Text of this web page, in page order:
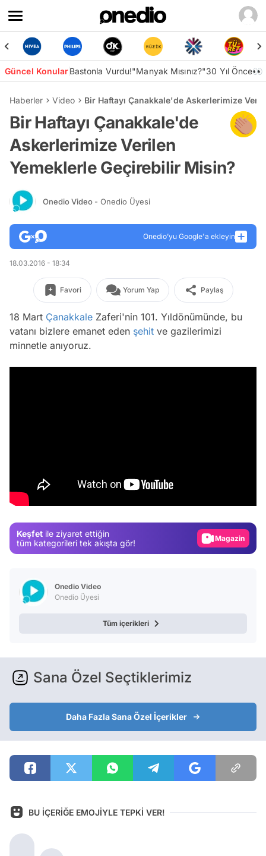
Güncel KonularBastonla Vurdu!"Manyak Mısınız?"30 Yıl Önce👀
Haberler Video Bir Haftayı Çanakkale'de Askerlerimize
Bir Haftayı Çanakkale'de
Askerlerimize Verilen
Yemeklerle Geçirebilir Misin?
Onedio Video - Onedio Üyesi
Onedio’yu Google'a ekleyin
18.03.2016 - 18:34
Favori Yorum Yap Paylaş
18 Mart Çanakkale Zaferi'nin 101. Yıldönümünde, bu
vatanı bizlere emanet eden şehit ve gazilerimizi
minnetle anıyoruz.
Keşfet ile ziyaret ettiğin
tüm kategorileri tek akışta gör!
Magazin
Video
Onedio Video
Onedio Üyesi
Tüm içerikleri
Sana Özel Seçtiklerimiz
Daha Fazla Sana Özel İçerikler
BU İÇERİĞE EMOJİYLE TEPKİ VER!